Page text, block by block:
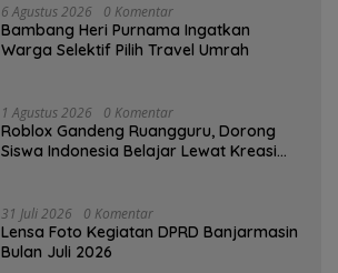
6 Agustus 2026 0 Komentar
Bambang Heri Purnama Ingatkan
Warga Selektif Pilih Travel Umrah
1 Agustus 2026 0 Komentar
Roblox Gandeng Ruangguru, Dorong
Siswa Indonesia Belajar Lewat Kreasi
31 Juli 2026 0 Komentar
Lensa Foto Kegiatan DPRD Banjarmasin
Bulan Juli 2026